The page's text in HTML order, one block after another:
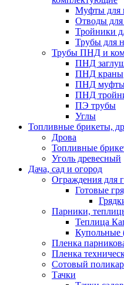
Муфты для
Отводы
Тройники
Трубы для
Трубы ПНД и
ПНД
ПНД краны
ПНД
ПНД
ПЭ трубы
Углы
Топливные брикеты,
Дрова
Топливные
Уголь древесный
Дача, сад и огород
Ограждения для
Готовые
Парники,
Теплица
Купольные
Пленка
Пленка
Сотовый
Тачки